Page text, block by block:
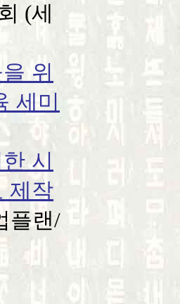
(세
위
세미
시
제작
플랜/